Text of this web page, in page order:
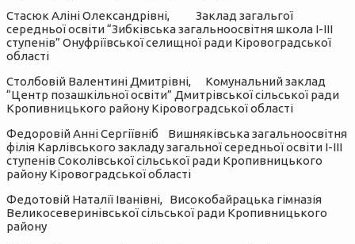
Стасюк Аліні Олександрівні, Заклад загальгої
середньої освіти “Зибківська загальноосвітня школа І-ІІІ
ступенів” Онуфріївської селищної ради Кіровоградської
області
Столбовій Валентині Дмитрівні, Комунальний заклад
“Центр позашкільної освіти” Дмитрівської сільської ради
Кропивницького району Кіровоградської області
Федоровій Анні Сергіївніб Вишняківська загальноосвітня
філія Карлівського закладу загальної середньої освіти І-ІІІ
ступенів Соколівської сільської ради Кропивницького
району Кіровоградської області
Федотовій Наталії Іванівні, Високобайрацька гімназія
Великосеверинівської сільської ради Кропивницького
району